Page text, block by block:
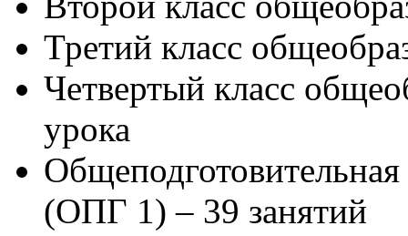
Третий класс
Четвертый класс
урока
(ОПГ 1) – 39 занятий